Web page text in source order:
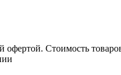
Стоимость